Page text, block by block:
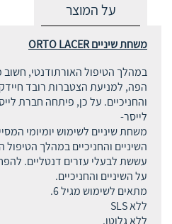
על המוצר
משחת שיניים ORTO LACER
במהלך הטיפול האורתודנטי, חשוב
הפה, למניעת הצטברות רובד
והחניכיים. על כן, פיתחה חברת
לייסר-
משחת שיניים לשימוש יומיומי
השיניים והחניכיים במהלך הטיפול
עששת לבעלי עזרים דנטליים.
על השיניים והחניכיים.
מתאים לשימוש מגיל 6.
ללא SLS
ללא גלוטן.